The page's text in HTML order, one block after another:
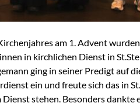
am 1. Advent
in kirchlichen Dienst in
ging in seiner Predigt auf
ein und freute sich das in St.
stehen. Besonders dankte